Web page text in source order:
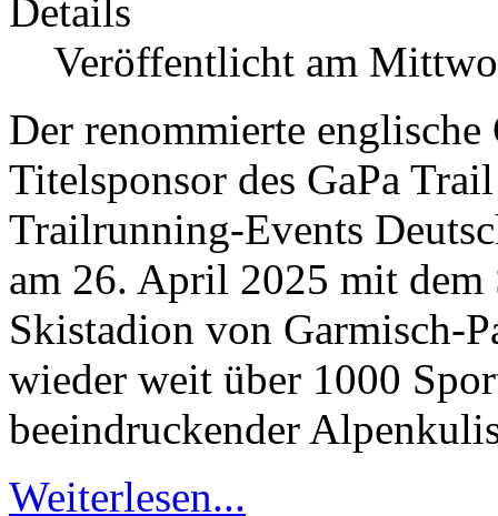
Details
Veröffentlicht am
Der renommierte
Titelsponsor des GaPa
Trailrunning-Events
am 26. April 2025 mit
Skistadion von Garmisch-
wieder weit über 1000
beeindruckender
Weiterlesen...